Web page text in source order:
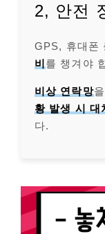
2, 안전
GPS, 휴대폰
비 를 챙겨야
비상 연락망
황 발생 시 대
다.